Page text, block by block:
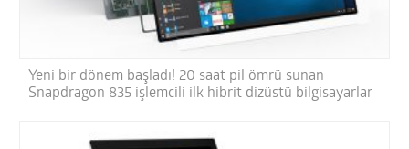
Yeni bir dönem başladı! 20 saat pil ömrü sunan
Snapdragon 835 işlemcili ilk hibrit dizüstü bilgisayarlar